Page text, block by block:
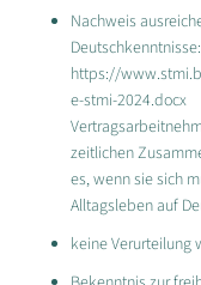
Nachweis
https://
e-stmi-2024.docx
zeitlichen
es, wenn sie sich
Alltagsleben auf
keine Verurteilung